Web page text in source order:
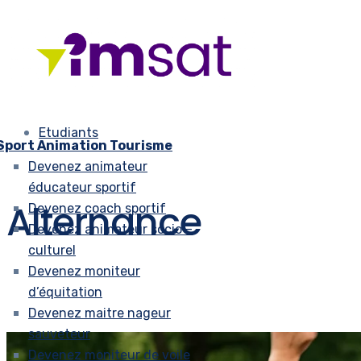
Etudiants
Animation Tourisme
Devenez animateur
éducateur sportif
Devenez coach sportif
Devenez animateur socio –
culturel
Devenez moniteur
d’équitation
Devenez maitre nageur
sauveteur
Devenez moniteur de voile
Alternance